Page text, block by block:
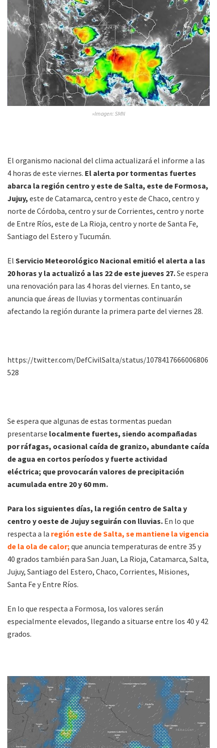
»Imagen: SMN
El organismo nacional del clima actualizará el informe a las
4 horas de este viernes. El alerta por tormentas fuertes
abarca la región centro y este de Salta, este de Formosa,
Jujuy, este de Catamarca, centro y este de Chaco, centro y
norte de Córdoba, centro y sur de Corrientes, centro y norte
de Entre Ríos, este de La Rioja, centro y norte de Santa Fe,
Santiago del Estero y Tucumán.
El Servicio Meteorológico Nacional emitió el alerta a las
20 horas y la actualizó a las 22 de este jueves 27.Se espera
una renovación para las 4 horas del viernes. En tanto, se
anuncia que áreas de lluvias y tormentas continuarán
afectando la región durante la primera parte del viernes 28.
https://twitter.com/DefCivilSalta/status/1078417666006806
528
Se espera que algunas de estas tormentas puedan
presentarse localmente fuertes, siendo acompañadas
por ráfagas, ocasional caída de granizo, abundante caída
de agua en cortos períodos y fuerte actividad
eléctrica; que provocarán valores de precipitación
acumulada entre 20 y 60 mm.
Para los siguientes días, la región centro de Salta y
centro y oeste de Jujuy seguirán con lluvias. En lo que
respecta a la región este de Salta, se mantiene la vigencia
de la ola de calor; que anuncia temperaturas de entre 35 y
40 grados también para San Juan, La Rioja, Catamarca, Salta,
Jujuy, Santiago del Estero, Chaco, Corrientes, Misiones,
Santa Fe y Entre Ríos.
En lo que respecta a Formosa, los valores serán
especialmente elevados, llegando a situarse entre los 40 y 42
grados.